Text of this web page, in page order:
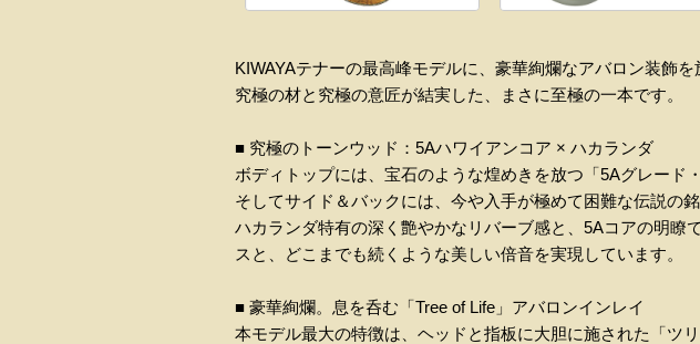
KIWAYAテナーの最高峰モデルに、豪華絢爛なアバロン装飾
究極の材と究極の意匠が結実した、まさに至極の一本です。
■ 究極のトーンウッド：5Aハワイアンコア × ハカランダ
ボディトップには、宝石のような煌めきを放つ「5Aグレード
そしてサイド＆バックには、今や入手が極めて困難な伝説の
ハカランダ特有の深く艶やかなリバーブ感と、5Aコアの明瞭
スと、どこまでも続くような美しい倍音を実現しています。
■ 豪華絢爛。息を呑む「Tree of Life」アバロンインレイ
本モデル最大の特徴は、ヘッドと指板に大胆に施された「ツ